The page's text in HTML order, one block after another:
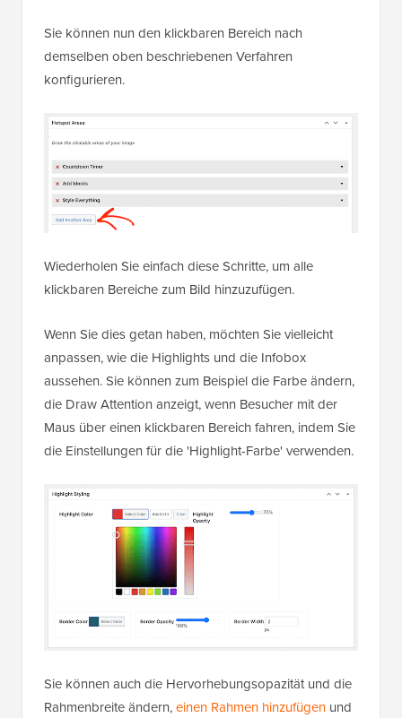
Sie können nun den klickbaren Bereich nach
demselben oben beschriebenen Verfahren
konfigurieren.
Wiederholen Sie einfach diese Schritte, um alle
klickbaren Bereiche zum Bild hinzuzufügen.
Wenn Sie dies getan haben, möchten Sie vielleicht
anpassen, wie die Highlights und die Infobox
aussehen. Sie können zum Beispiel die Farbe ändern,
die Draw Attention anzeigt, wenn Besucher mit der
Maus über einen klickbaren Bereich fahren, indem Sie
die Einstellungen für die 'Highlight-Farbe' verwenden.
Sie können auch die Hervorhebungsopazität und die
Rahmenbreite ändern,einen Rahmen hinzufügen und